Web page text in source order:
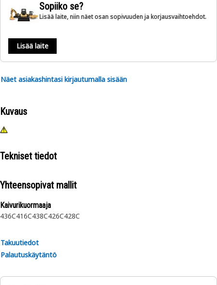
Sopiiko se?
Lisää laite, niin näet osan sopivuuden ja korjausvaihtoehdot.
Lisää laite
Näet asiakashintasi kirjautumalla sisään
Kuvaus
Tekniset tiedot
Yhteensopivat mallit
Kaivurikuormaaja
436C416C438C426C428C
Takuutiedot
Palautuskäytäntö